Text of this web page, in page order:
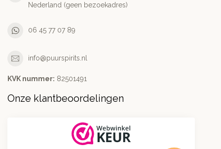
Nederland (geen bezoekadres)
06 45 77 07 89
info@puurspirits.nl
KVK nummer: 82501491
Onze klantbeoordelingen